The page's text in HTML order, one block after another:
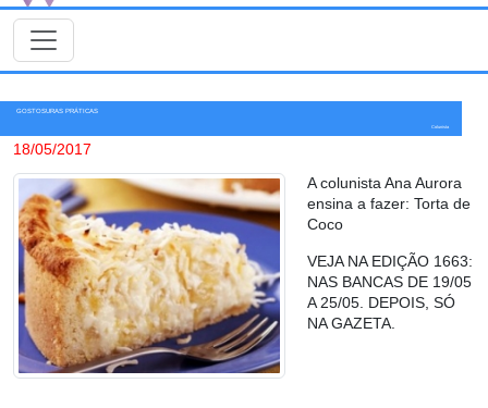
GOSTOSURAS PRÁTICAS
Colunista
18/05/2017
A colunista Ana Aurora
ensina a fazer: Torta de
Coco
VEJA NA EDIÇÃO 1663:
NAS BANCAS DE 19/05
A 25/05. DEPOIS, SÓ
NA GAZETA.